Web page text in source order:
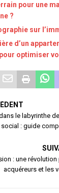
pour une
?
sur
d’un
optimiser
le labyrinthe
social : guide
: une révolution
acquéreurs et les